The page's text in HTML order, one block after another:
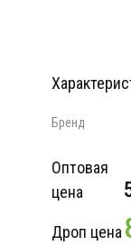
Бренд
Оптовая
цена
Дроп цена